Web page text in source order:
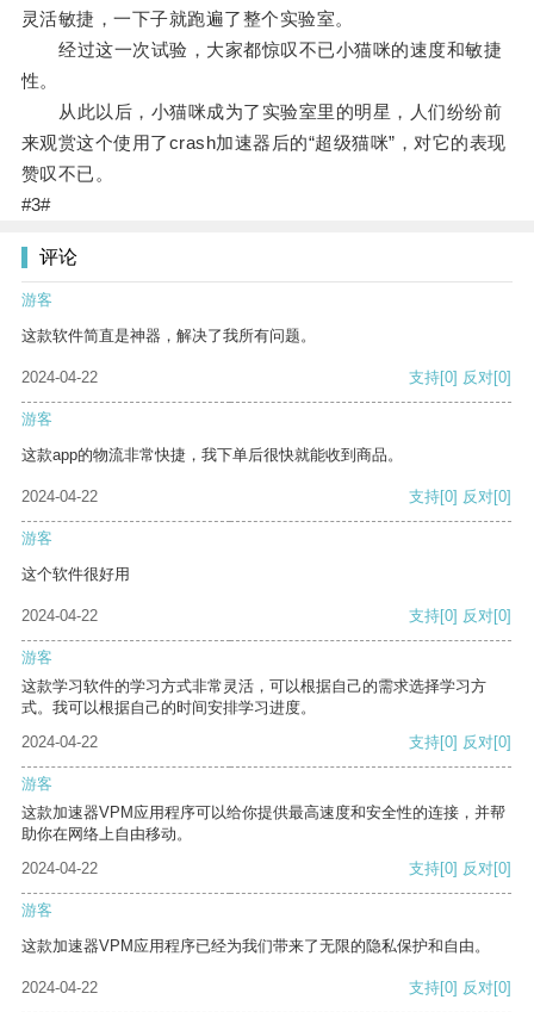
灵活敏捷，一下子就跑遍了整个实验室。
经过这一次试验，大家都惊叹不已小猫咪的速度和敏捷
性。
从此以后，小猫咪成为了实验室里的明星，人们纷纷前
来观赏这个使用了crash加速器后的“超级猫咪”，对它的表现
赞叹不已。
#3#
评论
游客
这款软件简直是神器，解决了我所有问题。
2024-04-22 支持[0] 反对[0]
游客
这款app的物流非常快捷，我下单后很快就能收到商品。
2024-04-22 支持[0] 反对[0]
游客
这个软件很好用
2024-04-22 支持[0] 反对[0]
游客
这款学习软件的学习方式非常灵活，可以根据自己的需求选择学习方
式。我可以根据自己的时间安排学习进度。
2024-04-22
支持[0] 反对[0]
游客
这款加速器VPM应用程序可以给你提供最高速度和安全性的连接，并帮
助你在网络上自由移动。
2024-04-22
支持[0] 反对[0]
游客
这款加速器VPM应用程序已经为我们带来了无限的隐私保护和自由。
2024-04-22 支持[0] 反对[0]